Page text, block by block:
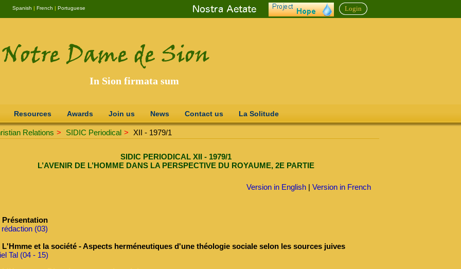
Spanish | French | Portuguese Login
In Sion firmata sum
Resources Awards Join us News Contact us La Solitude
Relations > SIDIC Periodical > XII - 1979/1
SIDIC PERIODICAL XII - 1979/1
L’AVENIR DE L’HOMME DANS LA PERSPECTIVE DU ROYAUME, 2E PARTIE
Version in English| Version in French
Présentation
rédaction (03)
L'Hmme et la société - Aspects herméneutiques d'une théologie sociale selon les sources juives
Tal (04 - 15)